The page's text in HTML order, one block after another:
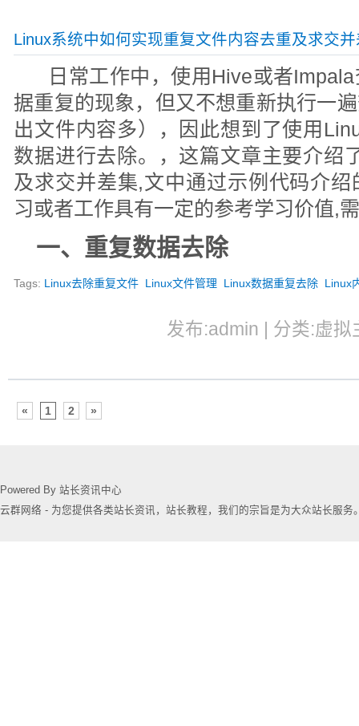
Linux系统中如何实现重复文件内容去重及求交
日常工作中，使用Hive或者
据重复的现象，但又不想重新执行一
出文件内容多），因此想到了使用
数据进行去除。，这篇文章主要介绍
及求交并差集,文中通过示例代码介
习或者工作具有一定的参考学习价值,
一、重复数据去除
Tags: Linux去除重复文件 Linux文件管理 Linux数据重复去除 Linux
发布:admin | 分类:虚
« 1 2 »
Powered By 站长资讯中心
云群网络 - 为您提供各类站长资讯，站长教程，我们的宗旨是为大众站长服